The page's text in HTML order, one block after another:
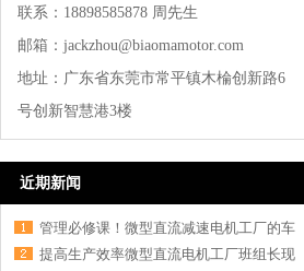
联系：18898585878 周先生
邮箱：jackzhou@biaomamotor.com
地址：广东省东莞市常平镇木棆创新路6
号创新智慧港3楼
近期新闻
管理必修课！微型直流减速电机工厂的车
提高生产效率微型直流电机工厂班组长现